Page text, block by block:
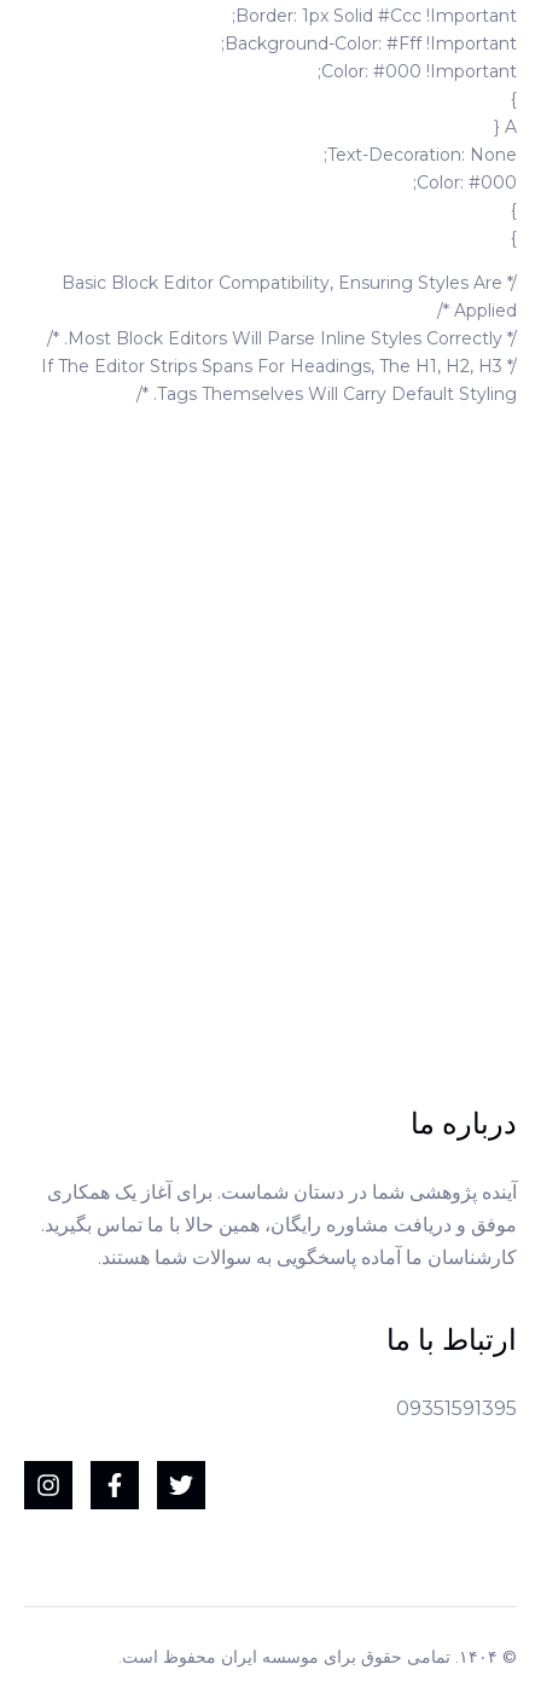
Border: 1px Solid #ccc !important;
Background-Color: #fff !important;
Color: #000 !important;
}
A {
Text-Decoration: None;
Color: #000;
}
}
/* Basic Block Editor Compatibility, Ensuring Styles Are
Applied */
/* Most Block Editors Will Parse Inline Styles Correctly. */
/* If The Editor Strips Spans For Headings, The H1, H2, H3
Tags Themselves Will Carry Default Styling. */
درباره ما
آینده پژوهشی شما در دستان شماست. برای آغاز یک همکاری
موفق و دریافت مشاوره رایگان، همین حالا با ما تماس بگیرید.
کارشناسان ما آماده پاسخگویی به سوالات شما هستند.
ارتباط با ما
09351591395
© ۱۴۰۴. تمامی حقوق برای موسسه ایران محفوظ است.